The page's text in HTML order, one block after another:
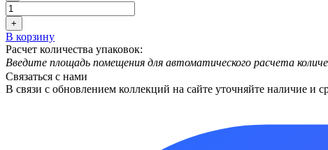
+
В корзину
Расчет количества упаковок:
Введите площадь помещения для автоматического расчета
Связаться с нами
В связи с обновлением коллекций на сайте уточняйте наличие и